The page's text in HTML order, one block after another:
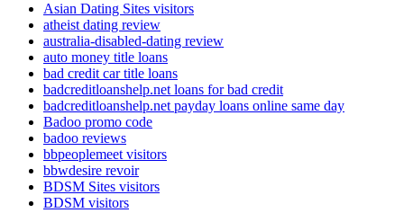
Asian Dating Sites visitors
atheist dating review
australia-disabled-dating review
auto money title loans
bad credit car title loans
badcreditloanshelp.net loans for bad credit
badcreditloanshelp.net payday loans online same day
Badoo promo code
badoo reviews
bbpeoplemeet visitors
bbwdesire revoir
BDSM Sites visitors
BDSM visitors